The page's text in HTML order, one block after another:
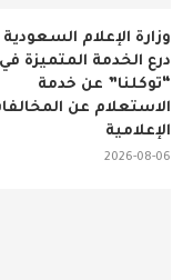
وزارة الإعلام السعودية
درع الخدمة المتميزة في
“توكلنا” عن خدمة
الاستعلام عن
الإعلامية
2026-08-06